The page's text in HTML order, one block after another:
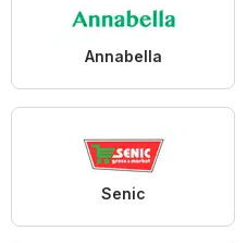
Annabella
Senic